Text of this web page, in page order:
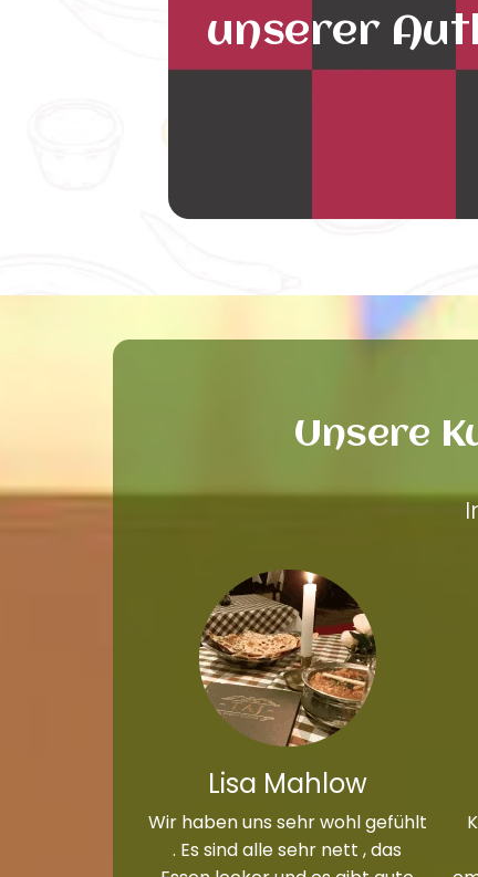
unserer
Unsere
Lisa Mahlow
Wir haben uns sehr wohl gefühlt
. Es sind alle sehr nett , das